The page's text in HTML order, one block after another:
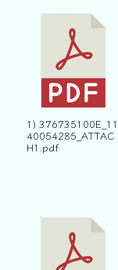
1) 376735100E_11
40054285_ATTAC
H1.pdf